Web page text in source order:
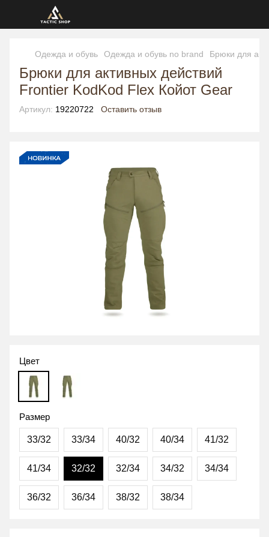
Одежда и обувь Одежда и обувь no brand Брюки для
Брюки для активных действий
Frontier KodKod Flex Койот Gear
Артикул: 19220722 Оставить отзыв
Цвет
Размер
33/32 33/34 40/32 40/34 41/32
41/34 32/32 32/34 34/32 34/34
36/32 36/34 38/32 38/34